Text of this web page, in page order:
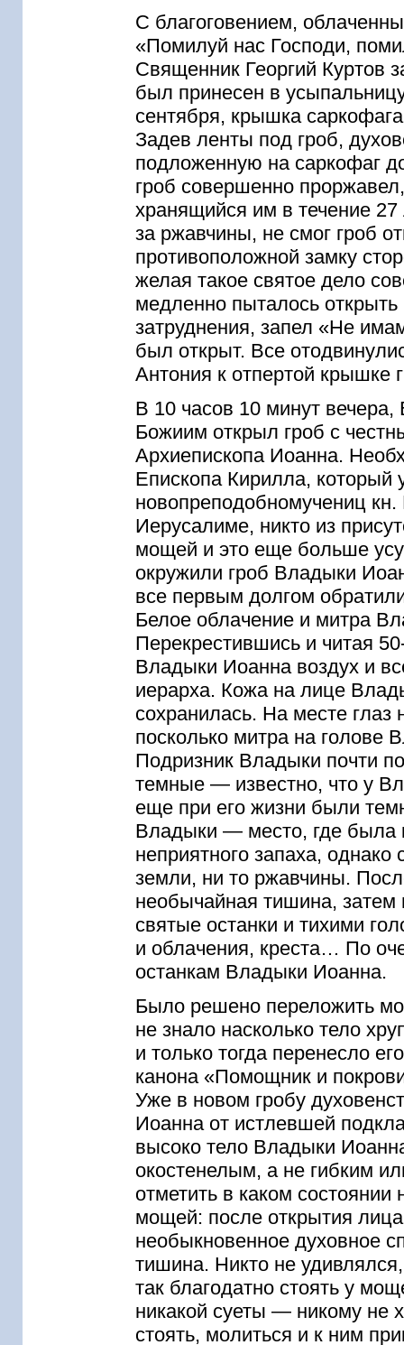
С благоговением,
«Помилуй нас Господи,
Священник Георгий Куртов
был принесен в
сентября, крышка
Задев ленты под гроб,
подложенную на саркофаг
гроб совершенно
хранящийся им в течение
за ржавчины, не смог гроб
противоположной замку
желая такое святое дело
медленно пыталось
затруднения, запел «Не
был открыт. Все
Антония к отпертой крышке
В 10 часов 10 минут
Божиим открыл гроб с
Архиепископа Иоанна.
Епископа Кирилла, который
новопреподобномучениц
Иерусалиме, никто из
мощей и это еще больше
окружили гроб Владыки
все первым долгом
Белое облачение и митра
Перекрестившись и читая
Владыки Иоанна воздух и
иерарха. Кожа на лице
сохранилась. На месте глаз
посколько митра на голове
Подризник Владыки почти
темные — известно, что у
еще при его жизни были
Владыки — место, где была
неприятного запаха,
земли, ни то ржавчины.
необычайная тишина, затем
святые останки и тихими
и облачения, креста… По
останкам Владыки Иоанна.
Было решено переложить
не знало насколько тело
и только тогда перенесло
канона «Помощник и
Уже в новом гробу
Иоанна от истлевшей
высоко тело Владыки
окостенелым, а не гибким
отметить в каком состоянии
мощей: после открытия
необыкновенное духовное
тишина. Никто не
так благодатно стоять у
никакой суеты — никому не
стоять, молиться и к ним